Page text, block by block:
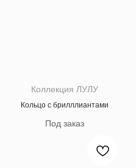
Коллекция ЛУЛУ
Кольцо с брилллиантами